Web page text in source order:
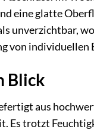
eine glatte
unverzichtbar,
von individuellen
Blick
aus
Es trotzt